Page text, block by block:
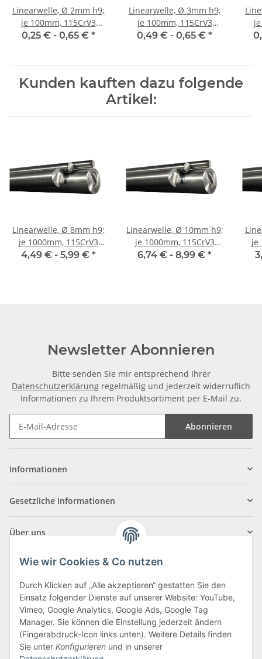
Linearwelle, Ø 2mm h9;
je 100mm, 115CrV3
geschliffen und poliert
0,25 € - 0,65 € *
Linearwelle, Ø 3mm h9;
je 100mm, 115CrV3
geschliffen und poliert
0,49 € - 0,65 € *
Kunden kauften dazu folgende
Artikel:
Linearwelle, Ø 8mm h9;
je 1000mm, 115CrV3
geschliffen und poliert
4,49 € - 5,99 € *
Linearwelle, Ø 10mm h9;
je 1000mm, 115CrV3
geschliffen und poliert
6,74 € - 8,99 € *
je
Newsletter Abonnieren
Bitte senden Sie mir entsprechend Ihrer
Datenschutzerklärung regelmäßig und jederzeit widerruflich
Informationen zu Ihrem Produktsortiment per E-Mail zu.
Abonnieren
Informationen
Gesetzliche Informationen
Über uns
Klagenfurter Straße 29
9556 Liebenfels
Montag bis Donnerstag: 8:00 bis 16:30 Uhr
Freitag: 8:00 bis 12:00 Uhr
Wie wir Cookies & Co nutzen
Durch Klicken auf „Alle akzeptieren“ gestatten Sie den
Einsatz folgender Dienste auf unserer Website: YouTube,
Vimeo, Google Analytics, Google Ads, Google Tag
Manager. Sie können die Einstellung jederzeit ändern
(Fingerabdruck-Icon links unten). Weitere Details finden
Sie unter Konfigurieren und in unserer